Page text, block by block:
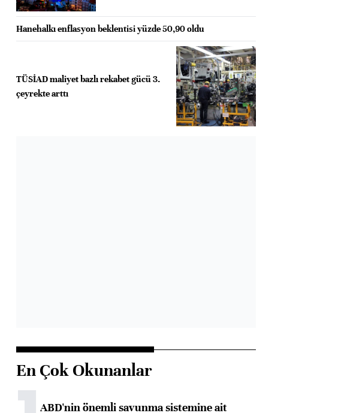
Hanehalkı enflasyon beklentisi yüzde 50,90 oldu
TÜSİAD maliyet bazlı rekabet gücü 3.
çeyrekte arttı
En Çok Okunanlar
ABD'nin önemli savunma sistemine ait